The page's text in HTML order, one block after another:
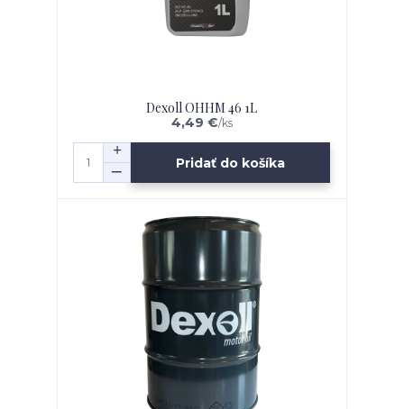
Dexoll OHHM 46 1L
4,49 €/ks
Pridať do košíka